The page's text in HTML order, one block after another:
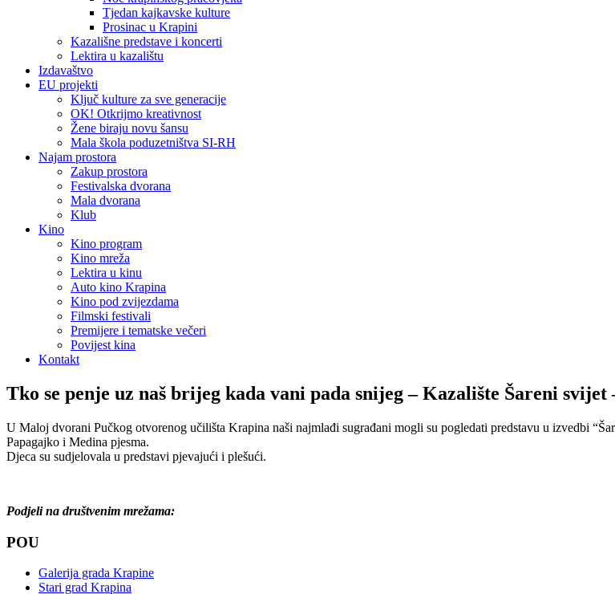
Tjedan kajkavske kulture
Prosinac u Krapini
Kazališne predstave i koncerti
Lektira u kazalištu
Izdavaštvo
EU projekti
Ključ kulture za sve generacije
OK! Otkrijmo kreativnost
Žene biraju novu šansu
Mala škola poduzetništva SI-RH
Najam prostora
Zakup prostora
Festivalska dvorana
Mala dvorana
Klub
Kino
Kino program
Kino mreža
Lektira u kinu
Auto kino Krapina
Kino pod zvijezdama
Filmski festivali
Premijere i tematske večeri
Povijest kina
Kontakt
Tko se penje uz naš brijeg kada vani pada snijeg – Kazalište Šareni svijet
U Maloj dvorani Pučkog otvorenog učilišta Krapina naši najmlađi sugrađani mogli su pogledati predstavu u izvedbi
Papagajko i Medina pjesma.
Djeca su sudjelovala u predstavi pjevajući i plešući.
Podjeli na društvenim mrežama:
POU
Galerija grada Krapine
Stari grad Krapina